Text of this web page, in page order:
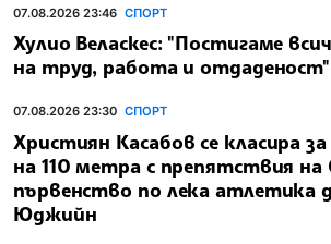
07.08.2026 23:46 СПОРТ
Хулио Веласкес: "Постигаме
на труд, работа и отдаденост"
07.08.2026 23:30 СПОРТ
Християн Касабов се класира
на 110 метра с препятствия
първенство по лека атлетика
Юджийн